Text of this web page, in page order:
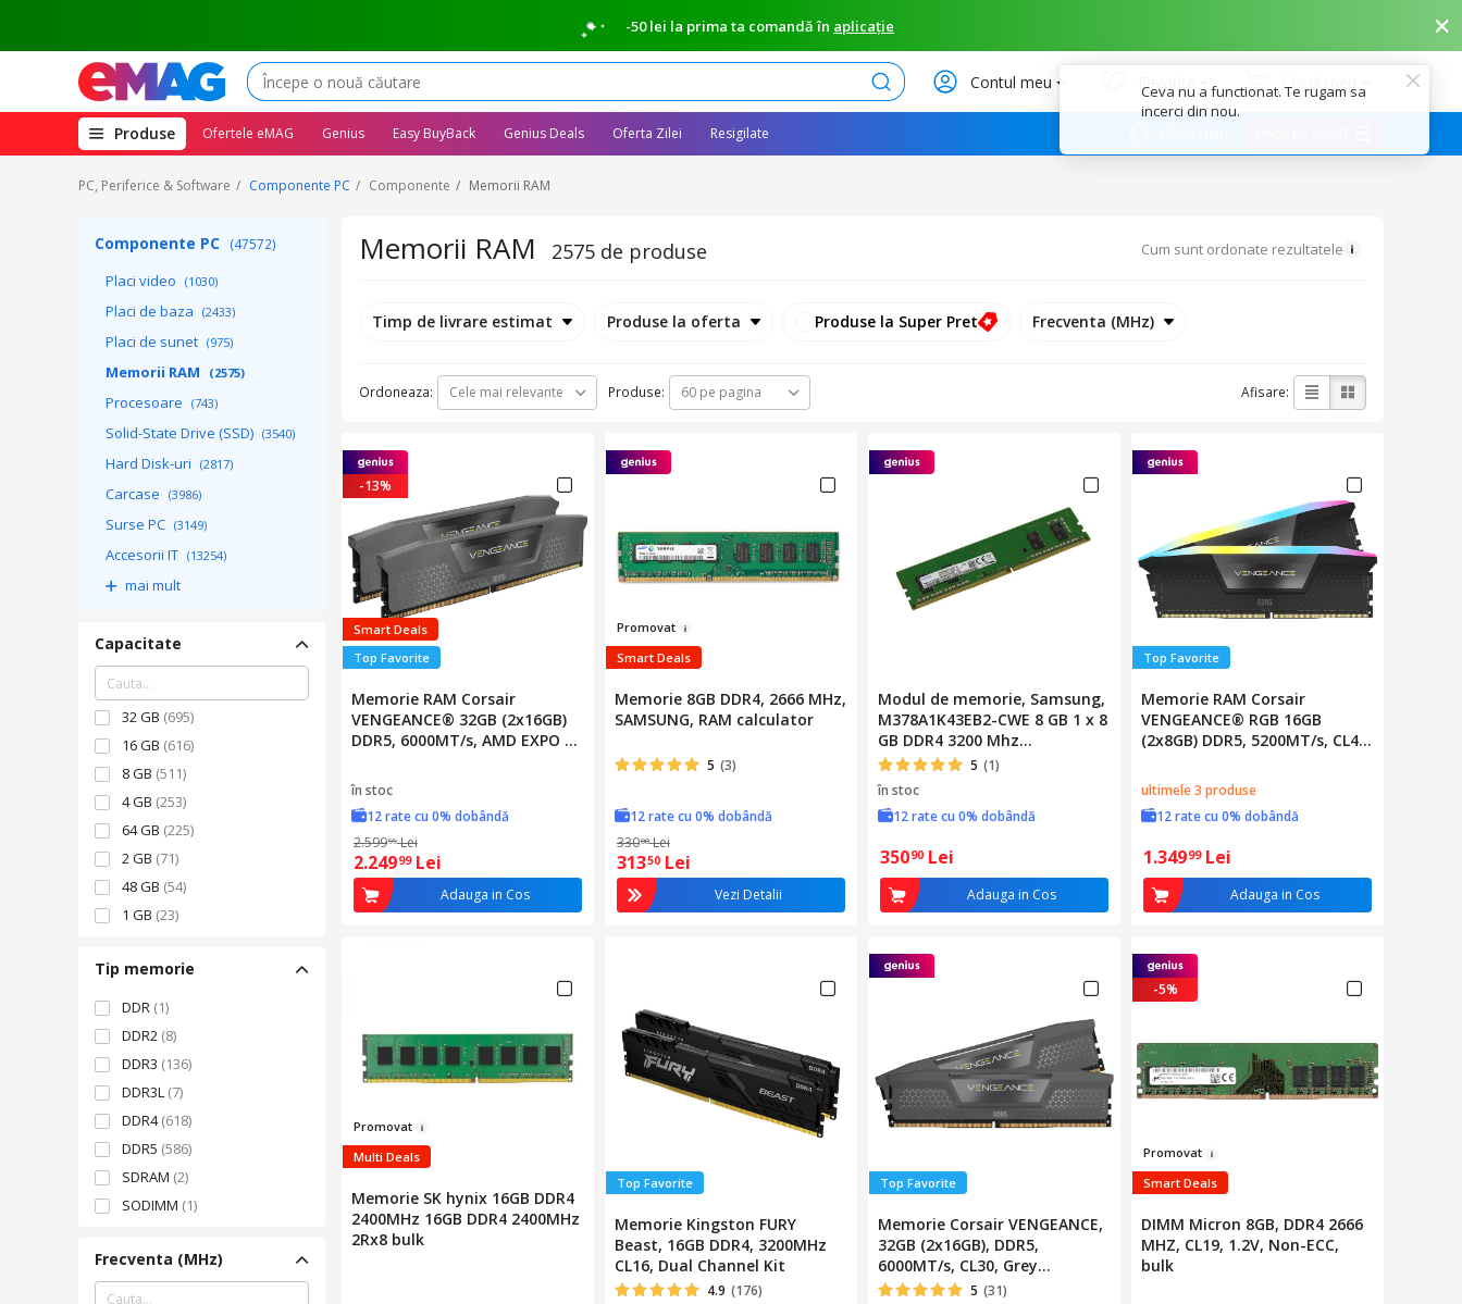
-50 lei la prima ta comandă în aplicație
Caută Contul meu Favorite Coșul meu
Produse(deschide
megameniul)
Ofertele eMAG Genius Easy BuyBack Genius Deals Oferta Zilei Resigilate
PC, Periferice & Software Componente PC Componente Memorii RAM
Componente PC (47572)
Placi video (1030)
Placi de baza (2433)
Placi de sunet (975)
Memorii RAM (2575)
Procesoare (743)
Solid-State Drive (SSD) (3540)
Hard Disk-uri (2817)
Carcase (3986)
Surse PC (3149)
Accesorii IT (13254)
mai mult
Capacitate
32 GB (695)
16 GB (616)
8 GB (511)
4 GB (253)
64 GB (225)
2 GB (71)
48 GB (54)
1 GB (23)
128 GB(19)
24 GB(15)
512 MB(4)
6 GB(3)
192 GB(2)
12 GB(1)
256 GB(1)
3 GB(1)
Tip memorie
DDR (1)
DDR2 (8)
DDR3 (136)
DDR3L (7)
DDR4(618)
DDR5 (586)
SDRAM (2)
SODIMM (1)
Frecventa (MHz)
Memorii RAM 2575 de produse Cum sunt ordonate rezultatele
Timp de livrare estimat Produse la oferta Produse la Super Pret Frecventa (MHz)
Ordoneaza: Cele mai relevante Produse: 60 pe pagina Afisare:
-13%
Smart Deals
Top Favorite
Memorie RAM Corsair
VENGEANCE® 32GB (2x16GB)
DDR5, 6000MT/s, AMD EXPO &
în stoc
12 rate cu 0% dobândă
2.59999 Lei
2.24999 Lei
Adauga in Cos
Promovat
Smart Deals
Memorie 8GB DDR4, 2666 MHz,
SAMSUNG, RAM calculator
5 (3)
12 rate cu 0% dobândă
33000 Lei
31350 Lei
Vezi Detalii
Modul de memorie, Samsung,
M378A1K43EB2-CWE 8 GB 1 x 8
GB DDR4 3200 Mhz
(M378A1K43EB2-CWE)
5 (1)
în stoc
12 rate cu 0% dobândă
35090 Lei
Adauga in Cos
Top Favorite
Memorie RAM Corsair
VENGEANCE® RGB 16GB
(2x8GB) DDR5, 5200MT/s, CL40,
ultimele 3 produse
12 rate cu 0% dobândă
1.34999 Lei
Adauga in Cos
Promovat
Multi Deals
Memorie SK hynix 16GB DDR4
2400MHz 16GB DDR4 2400MHz
2Rx8 bulk
Top Favorite
Memorie Kingston FURY
Beast, 16GB DDR4, 3200MHz
CL16, Dual Channel Kit
4.9 (176)
Top Favorite
Memorie Corsair VENGEANCE,
32GB (2x16GB), DDR5,
6000MT/s, CL30, Grey
Heatspreader
5 (31)
-5%
Promovat
Smart Deals
DIMM Micron 8GB, DDR4 2666
MHZ, CL19, 1.2V, Non-ECC,
bulk